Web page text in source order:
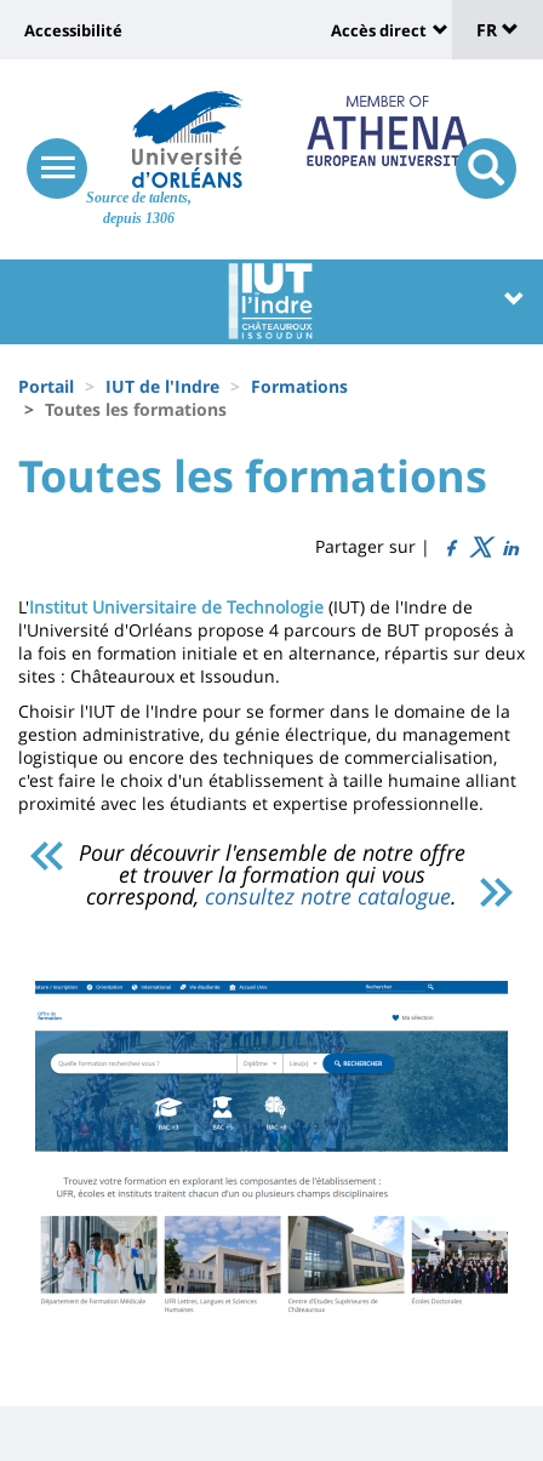
Site
Source de talents,
depuis 1306
Recherche
responsive
menu
button
Université
vers
page
accessibilité
Accessibilité
:
Shortcut
links
Accès direct
de
FR
Block
liste
composantes
d'Ariane
Portail IUT de l'Indre
Formations
Toutes les formations
University
University
content
Titre
Toutes les formations
Partager sur |
Contenu
de
la
page
principale
L'Institut Universitaire de Technologie (IUT) de l'Indre de
l'Université d'Orléans propose 4 parcours de BUT proposés à
la fois en formation initiale et en alternance, répartis sur deux
sites : Châteauroux et Issoudun.
Choisir l'IUT de l'Indre pour se former dans le domaine de la
gestion administrative, du génie électrique, du management
logistique ou encore des techniques de commercialisation,
c'est faire le choix d'un établissement à taille humaine alliant
proximité avec les étudiants et expertise professionnelle.
Pour découvrir l'ensemble de notre offre
et trouver la formation qui vous
correspond, consultez notre catalogue.
Image